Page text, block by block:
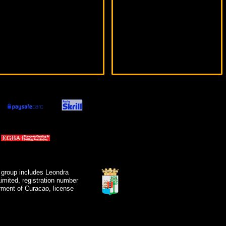
includes Leondra
registration number
of Curacao, license